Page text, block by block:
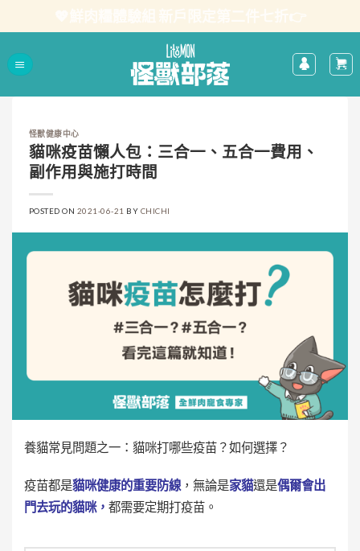
怪獸健康中心
貓咪疫苗懶人包：三合一、五合一費用、
副作用與施打時間
POSTED ON 2021-06-21 BY CHICHI
養貓常見問題之一：貓咪打哪些疫苗？如何選擇？
疫苗都是貓咪健康的重要防線 ，無論是家貓還是偶爾會出
門去玩的貓咪， 都需要定期打疫苗。